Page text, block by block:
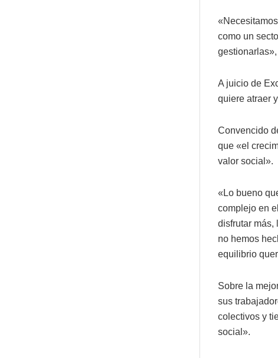
como un
A juicio de
quiere atraer
Convencido
que «el
valor social».
«Lo bueno
complejo en
disfrutar más,
no hemos
equilibrio
Sobre la
sus
colectivos y
social».